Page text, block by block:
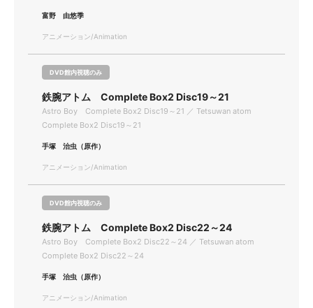
富野 由悠季
アニメーション/Animation
DVD館内視聴のみ
鉄腕アトム Complete Box2 Disc19～21
Astro Boy Complete Box2 Disc19～21 ／ Tetsuwan atom
Complete Box2 Disc19～21
手塚 治虫（原作）
アニメーション/Animation
DVD館内視聴のみ
鉄腕アトム Complete Box2 Disc22～24
Astro Boy Complete Box2 Disc22～24 ／ Tetsuwan atom
Complete Box2 Disc22～24
手塚 治虫（原作）
アニメーション/Animation